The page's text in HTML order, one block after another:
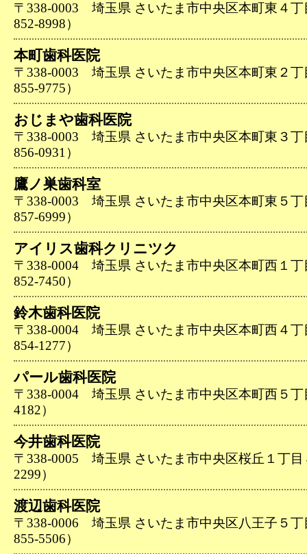
〒338-0003 埼玉県 さいたま市中央区本町東４丁
852-8998）
本町歯科医院
〒338-0003 埼玉県 さいたま市中央区本町東２丁
855-9775）
おじまや歯科医院
〒338-0003 埼玉県 さいたま市中央区本町東３丁
856-0931）
鷹ノ巣歯科室
〒338-0003 埼玉県 さいたま市中央区本町東５丁
857-6999）
アイリス歯科クリニツク
〒338-0004 埼玉県 さいたま市中央区本町西１丁
852-7450）
鈴木歯科医院
〒338-0004 埼玉県 さいたま市中央区本町西４丁
854-1277）
パール歯科医院
〒338-0004 埼玉県 さいたま市中央区本町西５丁
4182）
今井歯科医院
〒338-0005 埼玉県 さいたま市中央区桜丘１丁目
2299）
渡辺歯科医院
〒338-0006 埼玉県 さいたま市中央区八王子５丁
855-5506）